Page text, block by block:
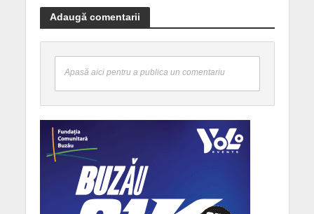
Adaugă comentarii
Apasă aici pentru a publica un comentariu